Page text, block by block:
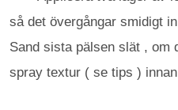
så det övergångar smidigt
Sand sista pälsen slät , om
spray textur ( se tips )